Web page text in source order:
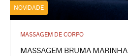
NOVIDADE
MASSAGEM DE CORPO
MASSAGEM BRUMA MARINHA